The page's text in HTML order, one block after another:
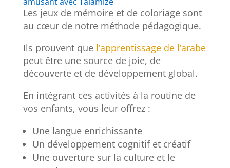
Les jeux de mémoire et de coloriage sont
au cœur de notre méthode pédagogique.
Ils prouvent quel’apprentissage de l’arabe
peut être une source de joie, de
découverte et de développement global.
En intégrant ces activités à la routine de
vos enfants, vous leur offrez :
Une langue enrichissante
Un développement cognitif et créatif
Une ouverture sur la culture et le